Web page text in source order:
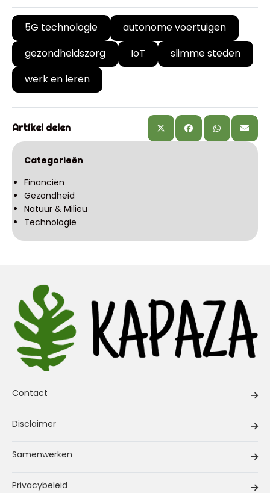
5G technologie
autonome voertuigen
gezondheidszorg
IoT
slimme steden
werk en leren
Artikel delen
Categorieën
Financiën
Gezondheid
Natuur & Milieu
Technologie
Contact
Disclaimer
Samenwerken
Privacybeleid